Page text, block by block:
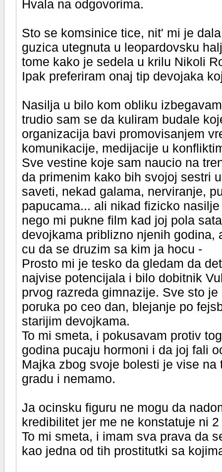
Hvala na odgovorima.
Sto se komsinice tice, nit' mi je
guzica utegnuta u leopardovsku
tome kako je sedela u krilu Nikoli
Ipak preferiram onaj tip devojaka
Nasilja u bilo kom obliku
trudio sam se da kuliram budale
organizacija bavi promovisanjem
komunikacije, medijacije u
Sve vestine koje sam naucio na
da primenim kako bih svojoj sestri
saveti, nekad galama, nerviranje,
papucama... ali nikad fizicko
nego mi pukne film kad joj pola
devojkama priblizno njenih
cu da se druzim sa kim ja hocu -
Prosto mi je tesko da gledam da
najvise potencijala i bilo dobitnik
prvog razreda gimnazije. Sve sto
poruka po ceo dan, blejanje po
starijim devojkama.
To mi smeta, i pokusavam protiv
godina pucaju hormoni i da joj fali
Majka zbog svoje bolesti je vise
gradu i nemamo.
Ja ocinsku figuru ne mogu da
kredibilitet jer me ne konstatuje ni 2
To mi smeta, i imam sva prava da
kao jedna od tih prostitutki sa